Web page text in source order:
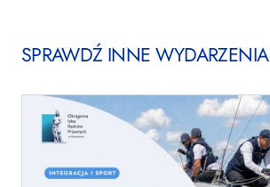
SPRAWDŹ INNE WYDARZENIA